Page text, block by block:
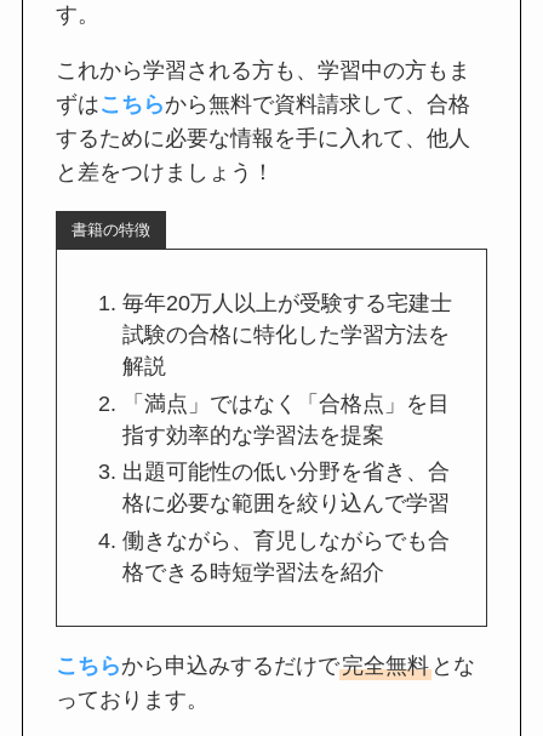
す。
これから学習される方も、学習中の方もま
ずはこちらから無料で資料請求して、合格
するために必要な情報を手に入れて、他人
と差をつけましょう！
書籍の特徴
毎年20万人以上が受験する宅建士
試験の合格に特化した学習方法を
解説
「満点」ではなく「合格点」を目
指す効率的な学習法を提案
出題可能性の低い分野を省き、合
格に必要な範囲を絞り込んで学習
働きながら、育児しながらでも合
格できる時短学習法を紹介
こちらから申込みするだけで完全無料とな
っております。